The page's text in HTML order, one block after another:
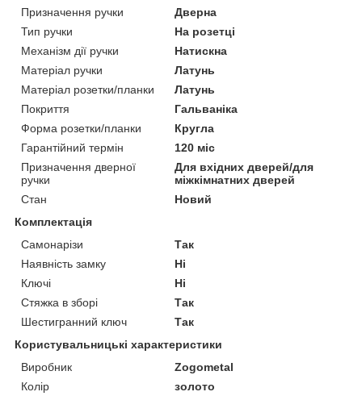
Призначення ручки
Дверна
Тип ручки
На розетці
Механізм дії ручки
Натискна
Матеріал ручки
Латунь
Матеріал розетки/планки
Латунь
Покриття
Гальваніка
Форма розетки/планки
Кругла
Гарантійний термін
120 міс
Призначення дверної
ручки
Для вхідних дверей/для
міжкімнатних дверей
Стан
Новий
Комплектація
Самонарізи
Так
Наявність замку
Ні
Ключі
Ні
Стяжка в зборі
Так
Шестигранний ключ
Так
Користувальницькі характеристики
Виробник
Zogometal
Колір
золото